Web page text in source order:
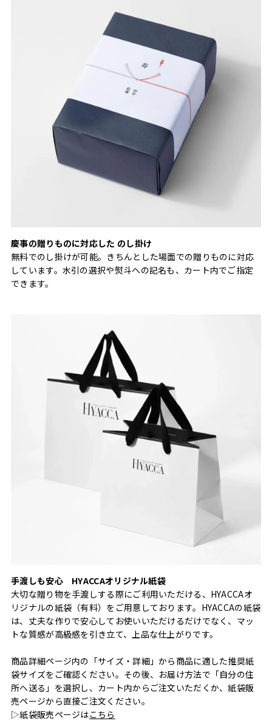
慶事の贈りものに対応した のし掛け
無料でのし掛けが可能。きちんとした場面での贈りものに対応
しています。水引の選択や熨斗への記名も、カート内でご指定
できます。
手渡しも安心 HYACCAオリジナル紙袋
大切な贈り物を手渡しする際にご利用いただける、HYACCAオ
リジナルの紙袋（有料）をご用意しております。HYACCAの紙袋
は、丈夫な作りで安心してお使いいただけるだけでなく、マッ
トな質感が高級感を引き立て、上品な仕上がりです。
商品詳細ページ内の「サイズ・詳細」から商品に適した推奨紙
袋サイズをご確認ください。その後、お届け方法で「自分の住
所へ送る」を選択し、カート内からご注文いただくか、紙袋販
売ページから直接ご注文ください。
▷紙袋販売ページはこちら